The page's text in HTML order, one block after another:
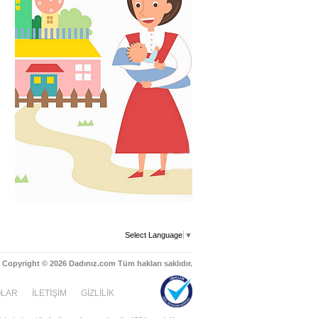
Select Language ▼
İLETİŞİM GİZLİLİK
Copyright © 2026 Dadınız.com Tüm hakları saklıdır.